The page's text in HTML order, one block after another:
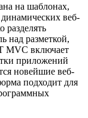
на шаблонах,
веб-
разделять
над разметкой,
MVC включает
приложений
новейшие веб-
подходит для